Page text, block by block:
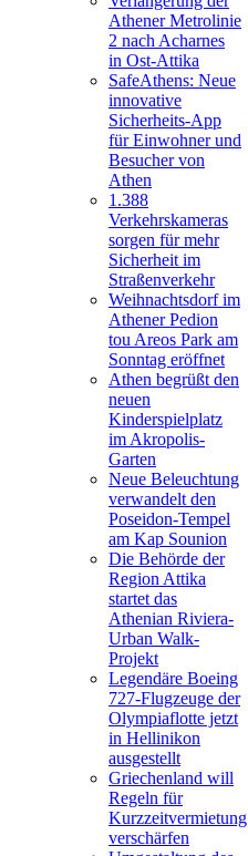
Athener Metrolinie
2 nach Acharnes
in Ost-Attika
SafeAthens: Neue
innovative
Sicherheits-App
für Einwohner und
Besucher von
Athen
1.388
Verkehrskameras
sorgen für mehr
Sicherheit im
Straßenverkehr
Weihnachtsdorf im
Athener Pedion
tou Areos Park am
Sonntag eröffnet
Athen begrüßt den
neuen
Kinderspielplatz
im Akropolis-
Garten
Neue Beleuchtung
verwandelt den
Poseidon-Tempel
am Kap Sounion
Die Behörde der
Region Attika
startet das
Athenian Riviera-
Urban Walk-
Projekt
Legendäre Boeing
727-Flugzeuge der
Olympiaflotte jetzt
in Hellinikon
ausgestellt
Griechenland will
Regeln für
Kurzzeitvermietung
verschärfen